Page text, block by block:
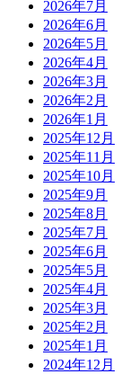
2026年7月
2026年6月
2026年5月
2026年4月
2026年3月
2026年2月
2026年1月
2025年12月
2025年11月
2025年10月
2025年9月
2025年8月
2025年7月
2025年6月
2025年5月
2025年4月
2025年3月
2025年2月
2025年1月
2024年12月